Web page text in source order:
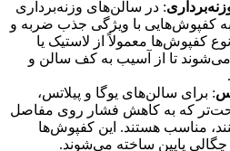
: در سالن‌های وزنه‌برداری
به کفپوش‌هایی با ویژگی جذب ضربه و
کفپوش‌ها معمولاً از لاستیک یا
تا از آسیب به کف سالن و
: برای سالن‌های یوگا و پیلاتس،
که به کاهش فشار روی مفاصل
مناسب هستند. این کفپوش‌ها
چگالی پایین ساخته می‌شوند.